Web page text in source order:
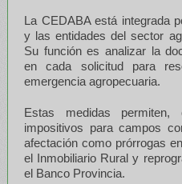
La CEDABA está integrada
y las entidades del sector
Su función es analizar la
en cada solicitud para
emergencia agropecuaria.
Estas medidas permiten,
impositivos para campos
afectación como prórrogas
el Inmobiliario Rural y
el Banco Provincia.